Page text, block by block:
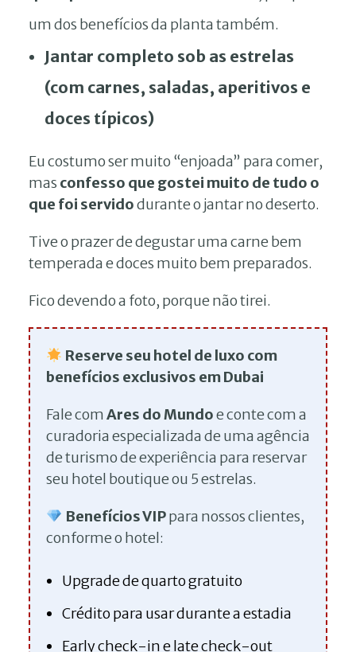
um dos benefícios da planta também.
Jantar completo sob as estrelas
(com carnes, saladas, aperitivos e
doces típicos)
Eu costumo ser muito “enjoada” para comer,
mas confesso que gostei muito de tudo o
que foi servidodurante o jantar no deserto.
Tive o prazer de degustar uma carne bem
temperada e doces muito bem preparados.
Fico devendo a foto, porque não tirei.
Reserve seu hotel de luxo com
benefícios exclusivos em Dubai
Fale comAres do Mundoe conte com a
curadoria especializada de uma agência
de turismo de experiência para reservar
seu hotel boutique ou 5 estrelas.
Benefícios VIPpara nossos clientes,
conforme o hotel:
Upgrade de quarto gratuito
Crédito para usar durante a estadia
Early check-in e late check-out